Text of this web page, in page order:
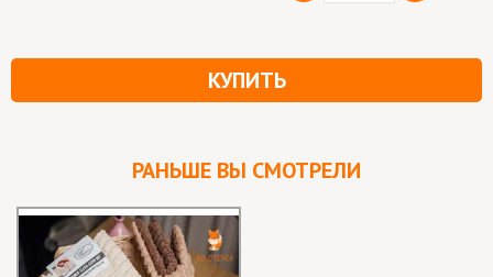
КУПИТЬ
РАНЬШЕ ВЫ СМОТРЕЛИ